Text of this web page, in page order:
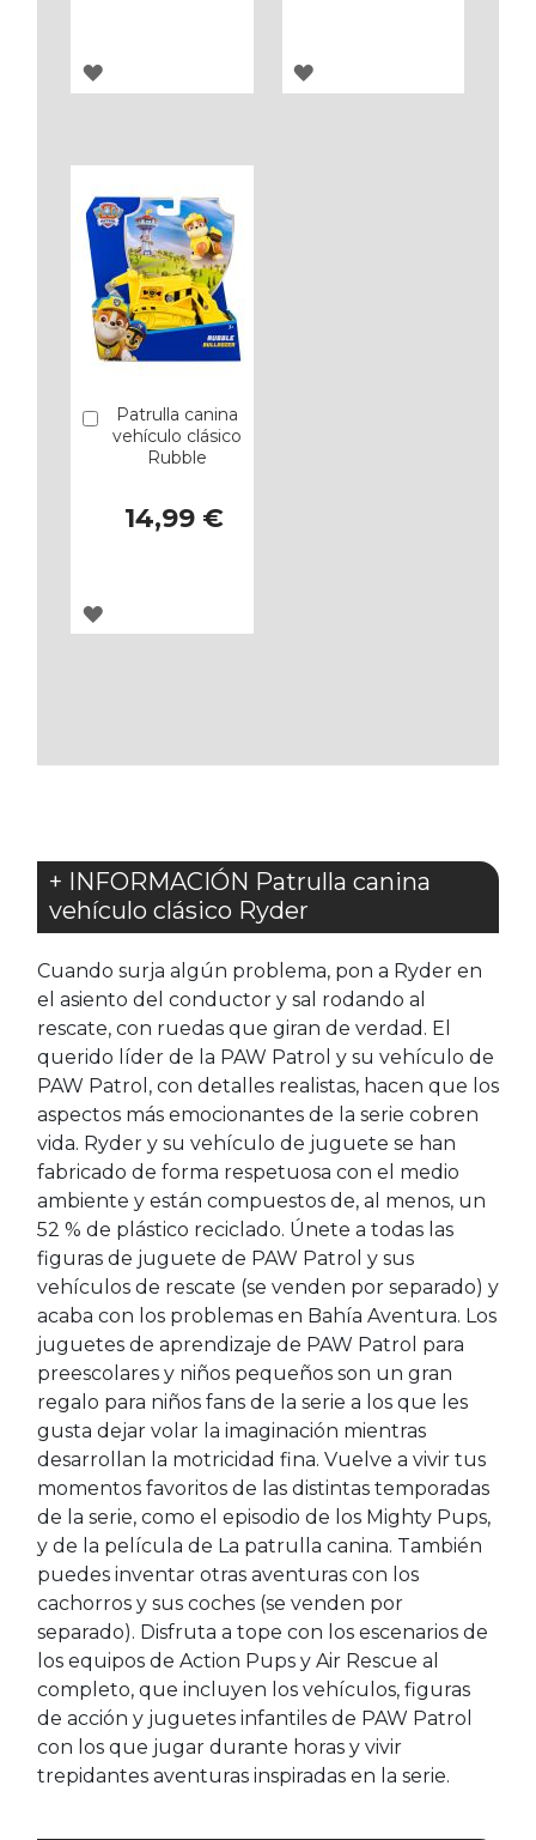
AGREGAR
FAVORITOS
AGREGAR
Patrulla canina
vehículo clásico
Rubble
14,99 €
Añadir
AGREGAR
+ INFORMACIÓN Patrulla canina
vehículo clásico Ryder
Cuando surja algún problema, pon a Ryder en
el asiento del conductor y sal rodando al
rescate, con ruedas que giran de verdad. El
querido líder de la PAW Patrol y su vehículo de
PAW Patrol, con detalles realistas, hacen que los
aspectos más emocionantes de la serie cobren
vida. Ryder y su vehículo de juguete se han
fabricado de forma respetuosa con el medio
ambiente y están compuestos de, al menos, un
52 % de plástico reciclado. Únete a todas las
figuras de juguete de PAW Patrol y sus
vehículos de rescate (se venden por separado) y
acaba con los problemas en Bahía Aventura. Los
juguetes de aprendizaje de PAW Patrol para
preescolares y niños pequeños son un gran
regalo para niños fans de la serie a los que les
gusta dejar volar la imaginación mientras
desarrollan la motricidad fina. Vuelve a vivir tus
momentos favoritos de las distintas temporadas
de la serie, como el episodio de los Mighty Pups,
y de la película de La patrulla canina. También
puedes inventar otras aventuras con los
cachorros y sus coches (se venden por
separado). Disfruta a tope con los escenarios de
los equipos de Action Pups y Air Rescue al
completo, que incluyen los vehículos, figuras
de acción y juguetes infantiles de PAW Patrol
con los que jugar durante horas y vivir
trepidantes aventuras inspiradas en la serie.